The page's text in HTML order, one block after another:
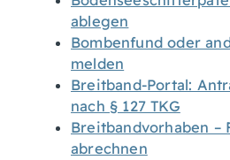
ablegen
Bombenfund oder
melden
Breitband-Portal:
nach § 127 TKG
Breitbandvorhaben –
abrechnen